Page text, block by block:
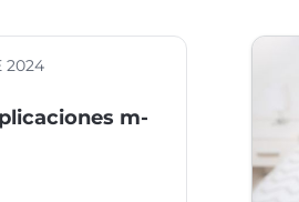
2024
m-